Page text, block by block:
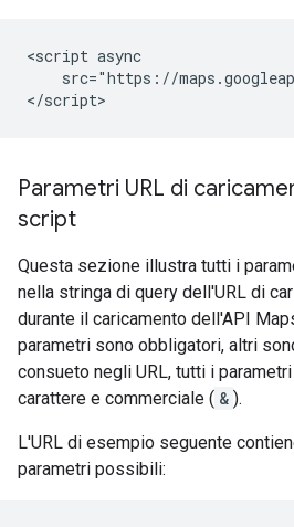
<script async
src="https://
</script>
Parametri URL di
script
Questa sezione illustra tutti i
nella stringa di query dell'URL di
durante il caricamento dell'API
parametri sono obbligatori, altri
consueto negli URL, tutti i
carattere e commerciale ( & ).
L'URL di esempio seguente
parametri possibili: